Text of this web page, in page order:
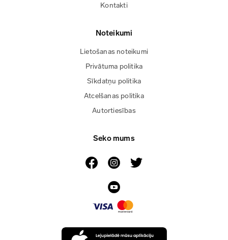
Kontakti
Noteikumi
Lietošanas noteikumi
Privātuma politika
Sīkdatņu politika
Atcelšanas politika
Autortiesības
Seko mums